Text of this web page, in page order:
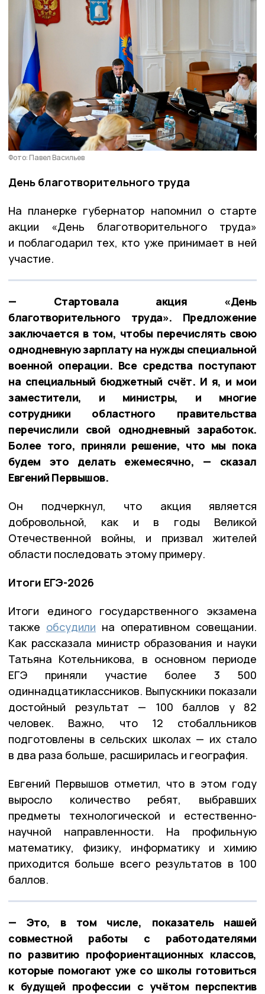
Фото: Павел Васильев
День благотворительного труда
На планерке губернатор напомнил о старте
акции «День благотворительного труда»
и поблагодарил тех, кто уже принимает в ней
участие.
— Стартовала акция «День
благотворительного труда». Предложение
заключается в том, чтобы перечислять свою
однодневную зарплату на нужды специальной
военной операции. Все средства поступают
на специальный бюджетный счёт. И я, и мои
заместители, и министры, и многие
сотрудники областного правительства
перечислили свой однодневный заработок.
Более того, приняли решение, что мы пока
будем это делать ежемесячно, — сказал
Евгений Первышов.
Он подчеркнул, что акция является
добровольной, как и в годы Великой
Отечественной войны, и призвал жителей
области последовать этому примеру.
Итоги ЕГЭ-2026
Итоги единого государственного экзамена
также обсудили на оперативном совещании.
Как рассказала министр образования и науки
Татьяна Котельникова, в основном периоде
ЕГЭ приняли участие более 3 500
одиннадцатиклассников. Выпускники показали
достойный результат — 100 баллов у 82
человек. Важно, что 12 стобалльников
подготовлены в сельских школах — их стало
в два раза больше, расширилась и география.
Евгений Первышов отметил, что в этом году
выросло количество ребят, выбравших
предметы технологической и естественно-
научной направленности. На профильную
математику, физику, информатику и химию
приходится больше всего результатов в 100
баллов.
— Это, в том числе, показатель нашей
совместной работы с работодателями
по развитию профориентационных классов,
которые помогают уже со школы готовиться
к будущей профессии с учётом перспектив